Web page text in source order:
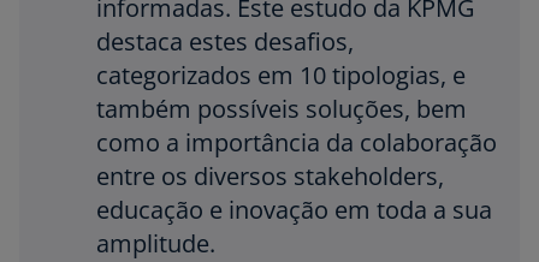
informadas. Este estudo da KPMG
destaca estes desafios,
categorizados em 10 tipologias, e
também possíveis soluções, bem
como a importância da colaboração
entre os diversos stakeholders,
educação e inovação em toda a sua
amplitude.